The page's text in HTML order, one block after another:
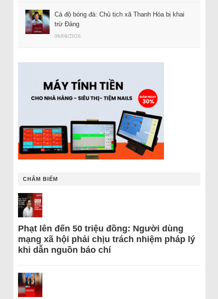
Cá độ bóng đá: Chủ tịch xã Thanh Hóa bị khai
trừ Đảng
08/08/2026
CHÂM BIẾM
Phạt lên đến 50 triệu đồng: Người dùng
mạng xã hội phải chịu trách nhiệm pháp lý
khi dẫn nguồn báo chí